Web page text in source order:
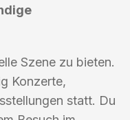
Szene zu bieten.
Konzerte,
statt. Du